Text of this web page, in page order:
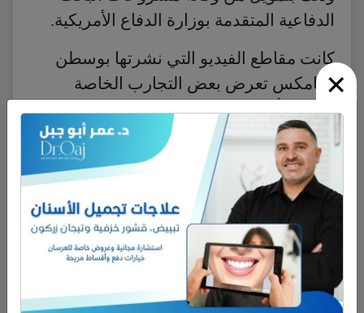
×
الدفاعية المتقدمة بوزارة الدفاع الأمريكية.
كانت مقاطع الفيديو التي نشرتها بوسطن
دينامكس تعرض بعض التجارب الخاصة
بنماذج لأجهزة روبوت طورتها الشركة للسير
على الطرق الوعرة والجليد والثلوج مثل
الروبوت “بيغ-دوغ” الذي يتمتع بقدرات فائقة
فيما يتعلق بسرعة الحركة على مثل تلك
الطرق، ومنها أيضًا الروبوت “وايلدكات”، وهو
روبوت رباعي الأرجل يستطيع العدو بسرعة
عالية والمراوغة وتغيير الاتجاه.